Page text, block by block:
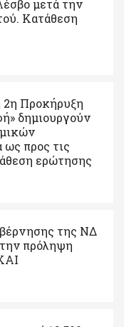
μετά την
Kατάθεση
2η Προκήρυξη
δημιουργούν
ως προς τις
ερώτησης
της ΝΔ
πρόληψη